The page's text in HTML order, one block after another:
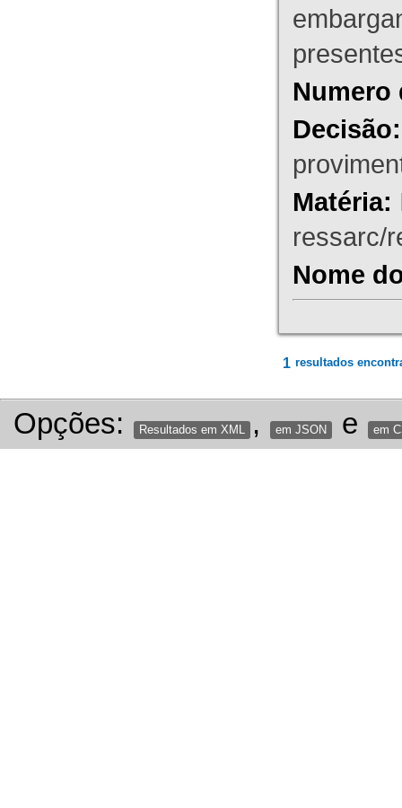
Numero
Decisão:
Matéria:
ressarc/
Nome
1 resultados
Opções: Resultados em XML , em JSON e em